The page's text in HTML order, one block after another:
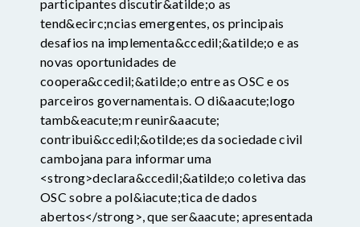
participantes discutir&atilde;o as
tend&ecirc;ncias emergentes, os principais
desafios na implementa&ccedil;&atilde;o e as
novas oportunidades de
coopera&ccedil;&atilde;o entre as OSC e os
parceiros governamentais. O di&aacute;logo
tamb&eacute;m reunir&aacute;
contribui&ccedil;&otilde;es da sociedade civil
cambojana para informar uma
<strong>declara&ccedil;&atilde;o coletiva das
OSC sobre a pol&iacute;tica de dados
abertos</strong>, que ser&aacute; apresentada